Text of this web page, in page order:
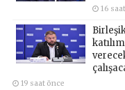
16
19 saat önce